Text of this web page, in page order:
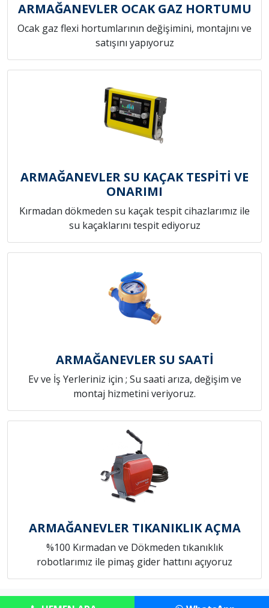
ARMAĞANEVLER OCAK GAZ HORTUMU
Ocak gaz flexi hortumlarının değişimini, montajını ve
satışını yapıyoruz
ARMAĞANEVLER SU KAÇAK TESPİTİ VE
ONARIMI
Kırmadan dökmeden su kaçak tespit cihazlarımız ile
su kaçaklarını tespit ediyoruz
ARMAĞANEVLER SU SAATİ
Ev ve İş Yerleriniz için ; Su saati arıza, değişim ve
montaj hizmetini veriyoruz.
ARMAĞANEVLER TIKANIKLIK AÇMA
%100 Kırmadan ve Dökmeden tıkanıklık
robotlarımız ile pimaş gider hattını açıyoruz